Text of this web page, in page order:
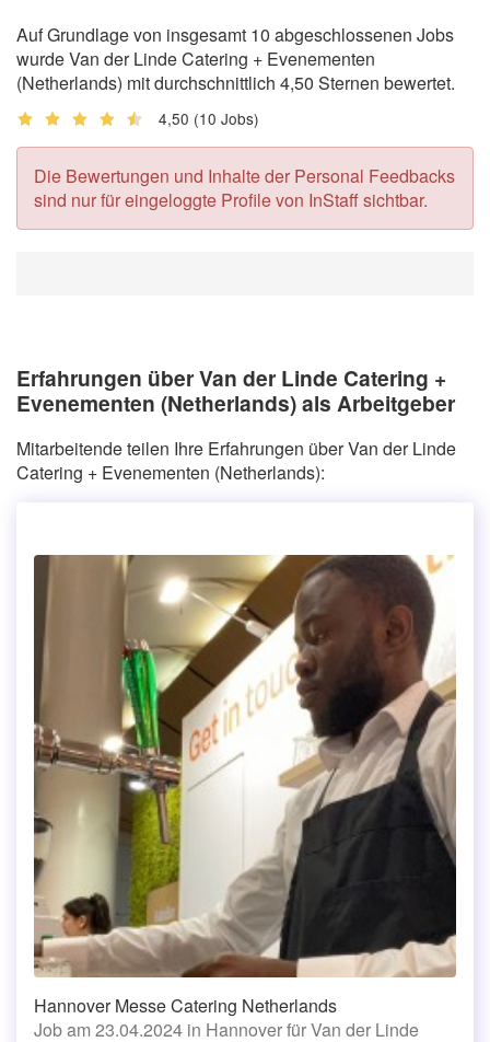
Auf Grundlage von insgesamt 10 abgeschlossenen Jobs
wurde Van der Linde Catering + Evenementen
(Netherlands) mit durchschnittlich 4,50 Sternen bewertet.
4,50 (10 Jobs)
Die Bewertungen und Inhalte der Personal Feedbacks
sind nur für eingeloggte Profile von InStaff sichtbar.
Erfahrungen über Van der Linde Catering +
Evenementen (Netherlands) als Arbeitgeber
Mitarbeitende teilen Ihre Erfahrungen über Van der Linde
Catering + Evenementen (Netherlands):
Hannover Messe Catering Netherlands
Job am 23.04.2024 in Hannover für Van der Linde